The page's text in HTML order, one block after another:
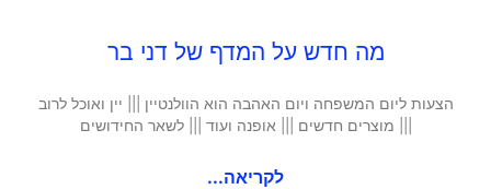
מה חדש על המדף של דני בר
הצעות ליום המשפחה ויום האהבה הוא הוולנטיין ||| יין ואוכל לרוב
||| מוצרים חדשים ||| אופנה ועוד ||| לשאר החידושים
לקריאה...